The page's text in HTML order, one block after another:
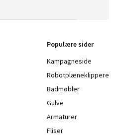
Populære sider
Kampagneside
Robotplæneklippere
Badmøbler
Gulve
Armaturer
Fliser